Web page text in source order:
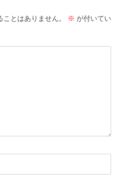
とはありません。 ※ が付いてい